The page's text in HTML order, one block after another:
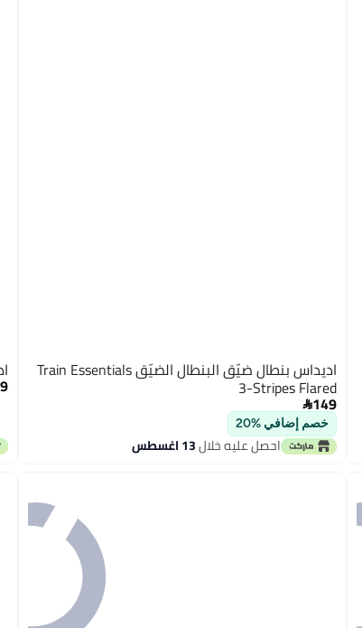
اديداس بنطال ضيّق البنطال الضيّق Train Essentials
3-Stripes Flared
149
خصم إضافي %20
احصل عليه خلال13 اغسطس